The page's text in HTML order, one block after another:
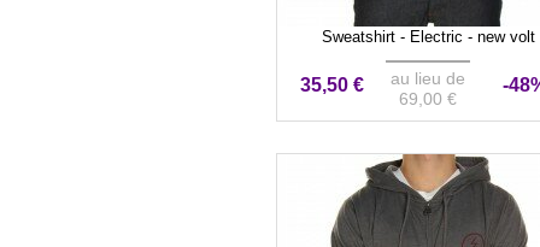
Sweatshirt - Electric - new volt
35,50 €
au lieu de
69,00 €
-